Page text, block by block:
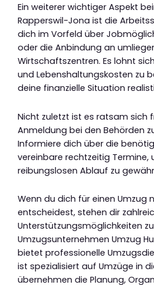
Ein weiterer wichtiger Aspekt
Rapperswil-Jona ist die
dich im Vorfeld über
oder die Anbindung an
Wirtschaftszentren. Es lohnt
und Lebenshaltungskosten zu
deine finanzielle Situation
Nicht zuletzt ist es ratsam sich
Anmeldung bei den Behörden
Informiere dich über die
vereinbare rechtzeitig Termine,
reibungslosen Ablauf zu
Wenn du dich für einen Umzug
entscheidest, stehen dir
Unterstützungsmöglichkeiten
Umzugsunternehmen Umzug
bietet professionelle
ist spezialisiert auf Umzüge in
übernehmen die Planung,